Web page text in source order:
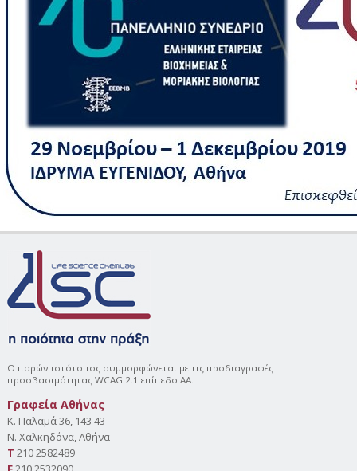
Ο παρών ιστότοπος συμμορφώνεται με τις προδιαγραφές
προσβασιμότητας WCAG 2.1 επίπεδο AA.
Γραφεία Αθήνας
Κ. Παλαμά 36, 143 43
Ν. Χαλκηδόνα, Αθήνα
Τ 210 2582489